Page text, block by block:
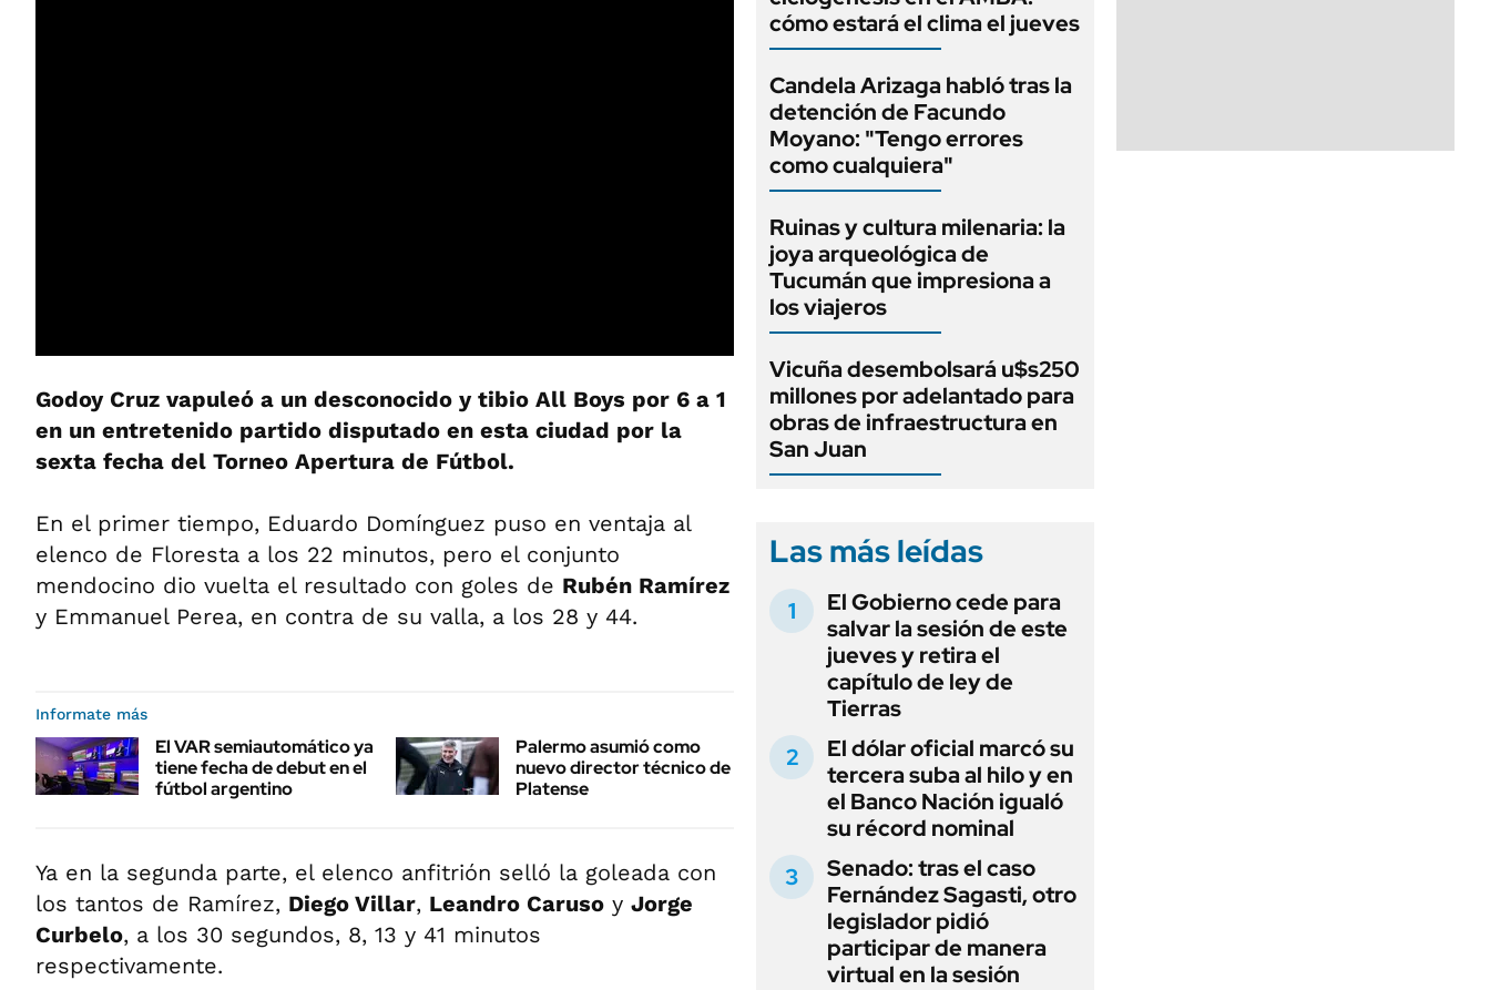
Godoy Cruz vapuleó a un desconocido y tibio All Boys por 6 a 1
en un entretenido partido disputado en esta ciudad por la
sexta fecha del Torneo Apertura de Fútbol.
En el primer tiempo, Eduardo Domínguez puso en ventaja al
elenco de Floresta a los 22 minutos, pero el conjunto
mendocino dio vuelta el resultado con goles de Rubén Ramírez
y Emmanuel Perea, en contra de su valla, a los 28 y 44.
Informate más
El VAR semiautomático ya
tiene fecha de debut en el
fútbol argentino
Palermo asumió como
nuevo director técnico de
Platense
Ya en la segunda parte, el elenco anfitrión selló la goleada con
los tantos de Ramírez, Diego Villar, Leandro Caruso y Jorge
Curbelo, a los 30 segundos, 8, 13 y 41 minutos
respectivamente.
cómo estará el clima el jueves
Candela Arizaga habló tras la
detención de Facundo
Moyano: "Tengo errores
como cualquiera"
Ruinas y cultura milenaria: la
joya arqueológica de
Tucumán que impresiona a
los viajeros
Vicuña desembolsará u$s250
millones por adelantado para
obras de infraestructura en
San Juan
Las más leídas
El Gobierno cede para
salvar la sesión de este
jueves y retira el
capítulo de ley de
Tierras
El dólar oficial marcó su
tercera suba al hilo y en
el Banco Nación igualó
su récord nominal
Senado: tras el caso
Fernández Sagasti, otro
legislador pidió
participar de manera
virtual en la sesión